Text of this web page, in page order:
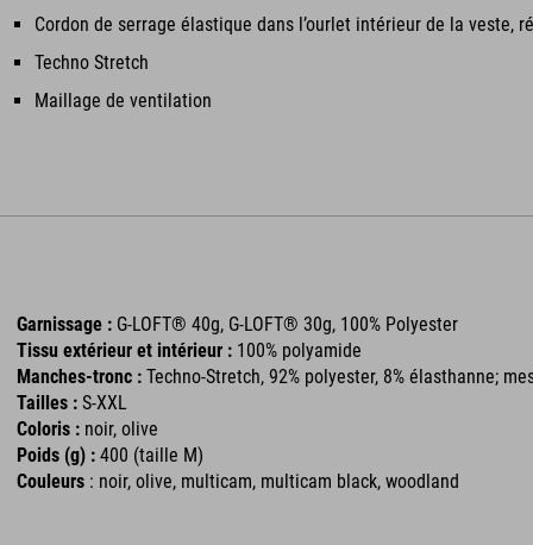
Cordon de serrage élastique dans l’ourlet intérieur de la veste,
Techno Stretch
Maillage de ventilation
Garnissage : G-LOFT® 40g, G-LOFT® 30g, 100% Polyester
Tissu extérieur et intérieur : 100% polyamide
Manches-tronc : Techno-Stretch, 92% polyester, 8% élasthanne;
Tailles : S-XXL
Coloris : noir, olive
Poids (g) : 400 (taille M)
Couleurs : noir, olive, multicam, multicam black, woodland